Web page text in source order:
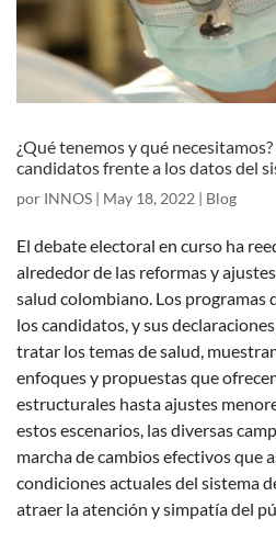
¿Qué tenemos y qué
candidatos frente a los datos del
por INNOS | May 18, 2022 | Blog
El debate electoral en curso ha
alrededor de las reformas y
salud colombiano. Los
los candidatos, y sus
tratar los temas de salud,
enfoques y propuestas que
estructurales hasta ajustes
estos escenarios, las diversas
marcha de cambios efectivos que
condiciones actuales del sistema
atraer la atención y simpatía del